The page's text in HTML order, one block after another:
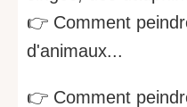
👉 Comment
d'animaux...
👉 Comment